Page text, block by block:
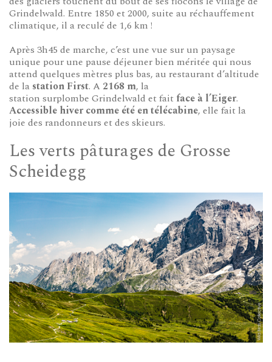
Grindelwald. Entre 1850 et 2000, suite au réchauffement
climatique, il a reculé de 1,6 km !
Après 3h45 de marche, c’est une vue sur un paysage
unique pour une pause déjeuner bien méritée qui nous
attend quelques mètres plus bas, au restaurant d’altitude
de la station First. A 2168 m, la
station surplombe Grindelwald et faitface à l’Eiger.
Accessible hiver comme été en télécabine, elle fait la
joie des randonneurs et des skieurs.
Les verts pâturages de Grosse
Scheidegg